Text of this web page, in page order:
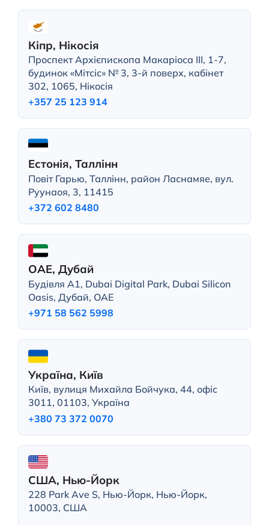
Кіпр, Нікосія
Проспект Архієпископа Макаріоса III, 1-7,
будинок «Мітсіс» № 3, 3-й поверх, кабінет
302, 1065, Нікосія
+357 25 123 914
Естонія, Таллінн
Повіт Гарью, Таллінн, район Ласнамяе, вул.
Руунаоя, 3, 11415
+372 602 8480
ОАЕ, Дубай
Будівля A1, Dubai Digital Park, Dubai Silicon
Oasis, Дубай, ОАЕ
+971 58 562 5998
Україна, Київ
Київ, вулиця Михайла Бойчука, 44, офіс
3011, 01103, Україна
+380 73 372 0070
США, Нью-Йорк
228 Park Ave S, Нью-Йорк, Нью-Йорк,
10003, США